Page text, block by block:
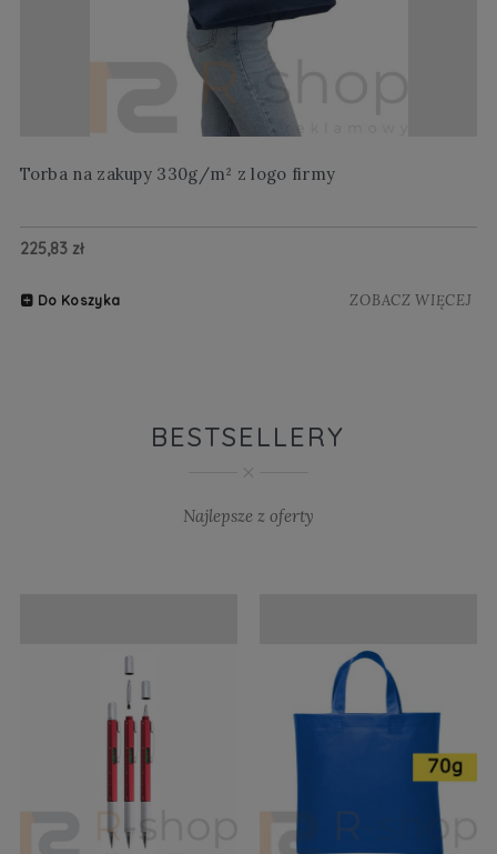
Torba na zakupy 330g/m² z logo firmy
225,83 zł
Do Koszyka ZOBACZ WIĘCEJ
BESTSELLERY
Najlepsze z oferty